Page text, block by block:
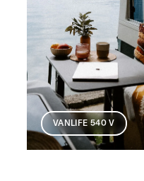
VANLIFE 540 V